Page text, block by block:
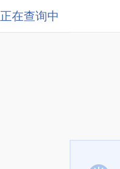
正在查询中